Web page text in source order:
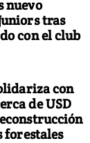
nuevo
tras
con el club
con
de USD
forestales